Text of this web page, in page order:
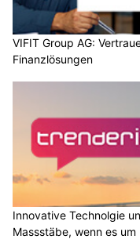
VIFIT Group AG:
Finanzlösungen
Innovative Technolgie
Massstäbe, wenn es